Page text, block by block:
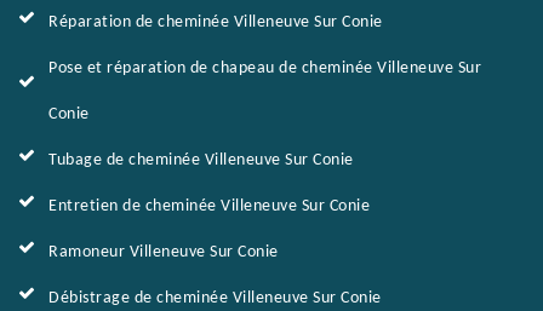
Réparation de cheminée Villeneuve Sur Conie
Pose et réparation de chapeau de cheminée Villeneuve Sur
Conie
Tubage de cheminée Villeneuve Sur Conie
Entretien de cheminée Villeneuve Sur Conie
Ramoneur Villeneuve Sur Conie
Débistrage de cheminée Villeneuve Sur Conie